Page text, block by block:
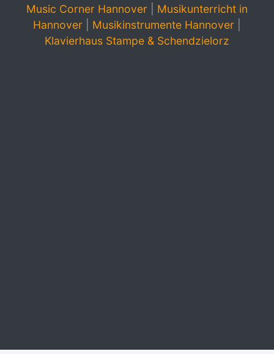
Music Corner Hannover
Musikunterricht in
Hannover
Musikinstrumente Hannover
Klavierhaus Stampe & Schendzielorz